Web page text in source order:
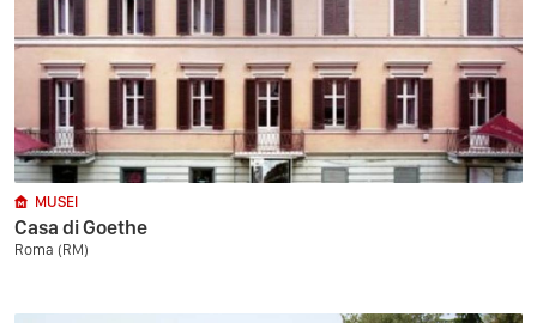
MUSEI
Casa di Goethe
Roma (RM)